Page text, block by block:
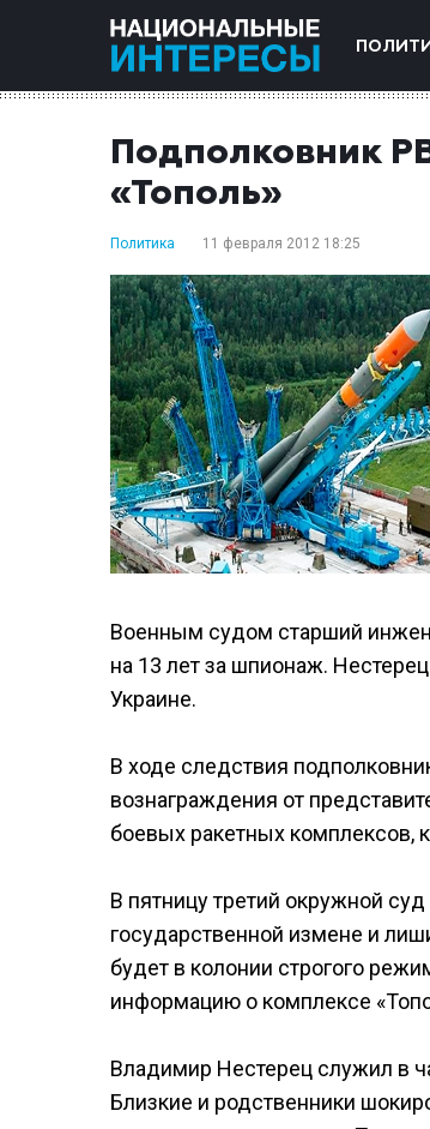
Подполковник
«Тополь»
Политика 11 февраля 2012 18:25
Военным судом старший
на 13 лет за шпионаж.
Украине.
В ходе следствия
вознаграждения от
боевых ракетных комплексов,
В пятницу третий окружной
государственной измене и
будет в колонии строгого
информацию о комплексе
Владимир Нестерец служил в
Близкие и родственники